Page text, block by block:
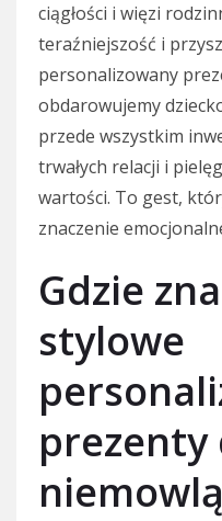
ciągłości i więzi
teraźniejszość i
personalizowany
obdarowujemy
przede wszystkim
trwałych relacji i
wartości. To gest,
znaczenie
Gdzie
stylowe
prezenty